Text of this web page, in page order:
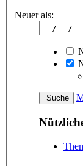
Neuer als: